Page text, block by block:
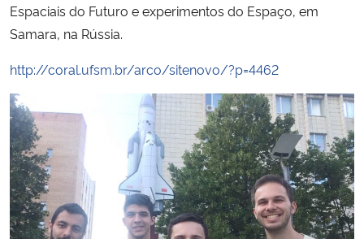
Ministério de Minas e Energia
Ministério da Ciência, Tecnologia, Inovações e Comunicações
Ministério do Meio Ambiente
Ministério do Turismo
Ministério do Desenvolvimento Regional
Espaciais do Futuro e experimentos do Espaço, em
Samara, na Rússia.
http://coral.ufsm.br/arco/sitenovo/?p=4462